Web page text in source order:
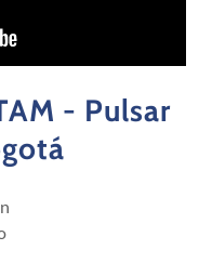
- Pulsar